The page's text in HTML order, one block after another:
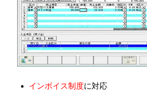
インボイス制度に対応